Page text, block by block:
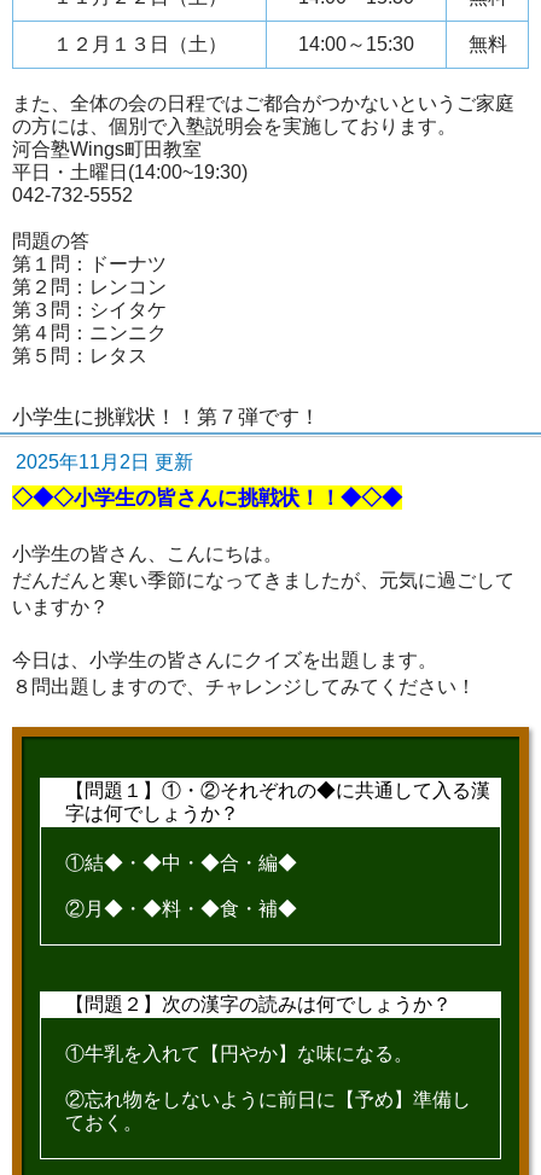
１２月１３日（土） 14:00～15:30 無料
また、全体の会の日程ではご都合がつかないというご家庭
の方には、個別で入塾説明会を実施しております。
河合塾Wings町田教室
平日・土曜日(14:00~19:30)
042-732-5552
問題の答
第１問：ドーナツ
第２問：レンコン
第３問：シイタケ
第４問：ニンニク
第５問：レタス
小学生に挑戦状！！第７弾です！
2025年11月2日 更新
◇◆◇小学生の皆さんに挑戦状！！◆◇◆
小学生の皆さん、こんにちは。
だんだんと寒い季節になってきましたが、元気に過ごして
いますか？
今日は、小学生の皆さんにクイズを出題します。
８問出題しますので、チャレンジしてみてください！
【問題１】①・②それぞれの◆に共通して入る漢
字は何でしょうか？
①結◆・◆中・◆合・編◆
②月◆・◆料・◆食・補◆
【問題２】次の漢字の読みは何でしょうか？
①牛乳を入れて【円やか】な味になる。
②忘れ物をしないように前日に【予め】準備し
ておく。